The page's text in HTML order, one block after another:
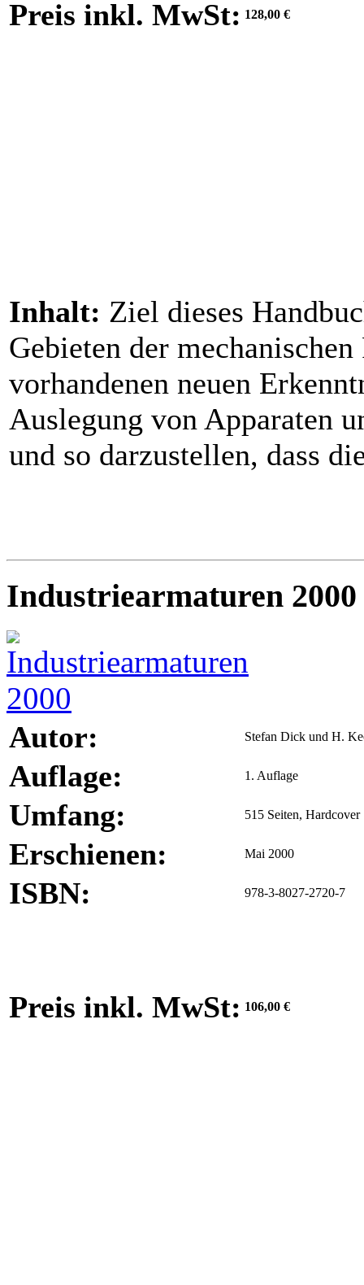
Preis inkl. MwSt: 128,00 €
Inhalt: Ziel dieses
Gebieten der
vorhandenen neuen
Auslegung von Apparaten
und so darzustellen, dass
Industriearmaturen 2000
Autor: Stefan Dick und H.
Auflage: 1. Auflage
Umfang: 515 Seiten, Hardcover
Erschienen: Mai 2000
ISBN: 978-3-8027-2720-7
Preis inkl. MwSt: 106,00 €